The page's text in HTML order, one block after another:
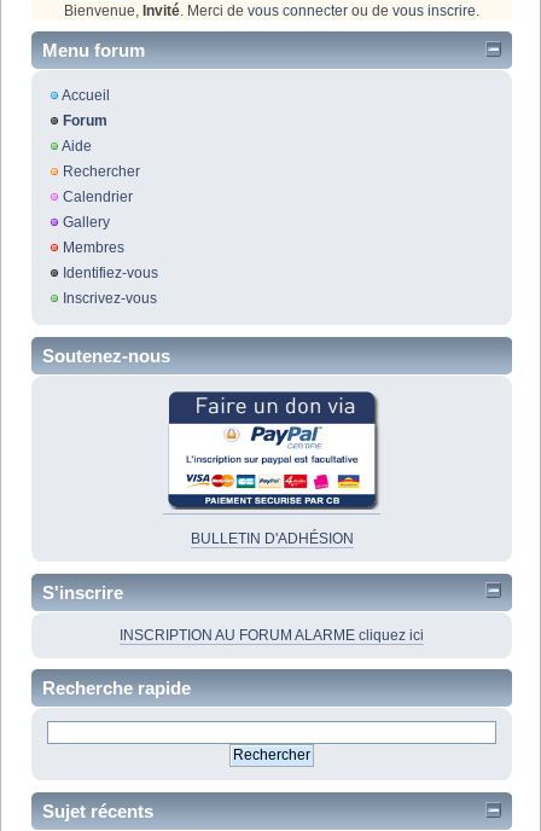
Bienvenue, Invité. Merci de vous connecter ou de vous inscrire.
Menu forum
Accueil
Forum
Aide
Rechercher
Calendrier
Gallery
Membres
Identifiez-vous
Inscrivez-vous
Soutenez-nous
BULLETIN D'ADHÉSION
S'inscrire
INSCRIPTION AU FORUM ALARME cliquez ici
Recherche rapide
Sujet récents